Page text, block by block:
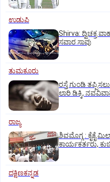
ಉಡುಪಿ
Shirva: ದ್ವಿಚಕ್ರ
ಸವಾರ ಸಾವು
ತುಮಕೂರು
ರಸ್ತೆ ಗುಂಡಿ
ಲಾರಿ ಡಿಕ್ಕಿ,
ರಾಜ್ಯ
ಶಿವಮೊಗ್ಗ : ಕೈಕೈ
ಕಾರ್ಯಕರ್ತರು,
ದಕ್ಷಿಣಕನ್ನಡ